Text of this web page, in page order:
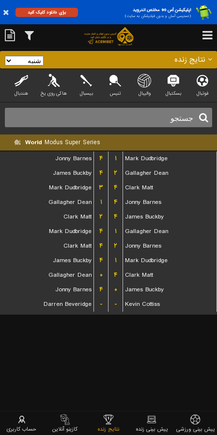
اپلیکیشن آس 90 مختص اندروید
(دسترسی آسان و بدون فیلترشکن به سایت)
برای دانلود کلیک کنید
نتایج زنده
فوتبال بسکتبال والیبال تنیس بیسبال هاکی روی یخ هندبال
World Modus Super Series
Jonny Barnes
۴ ۱
Mark Dudbridge
James Buckby
۴ ۲
Gallagher Dean
Mark Dudbridge
۳ ۴
Clark Matt
Gallagher Dean
۱ ۴
Jonny Barnes
Clark Matt
۲ ۴
James Buckby
Mark Dudbridge
۴ ۱
Gallagher Dean
Clark Matt
۴ ۲
Jonny Barnes
James Buckby
۴ ۱
Mark Dudbridge
Gallagher Dean
۰ ۴
Clark Matt
Jonny Barnes
۴ ۰
James Buckby
Darren Beveridge
- - Kevin Cottiss
پیش بینی ورزشی پیش بینی زنده نتایج زنده کازینو آنلاین حساب کاربری